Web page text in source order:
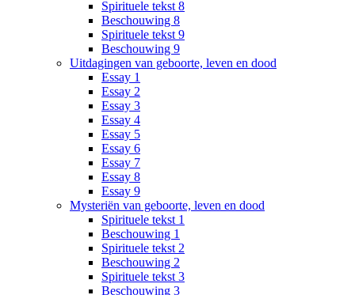
Spirituele tekst 8
Beschouwing 8
Spirituele tekst 9
Beschouwing 9
Uitdagingen van geboorte, leven en dood
Essay 1
Essay 2
Essay 3
Essay 4
Essay 5
Essay 6
Essay 7
Essay 8
Essay 9
Mysteriën van geboorte, leven en dood
Spirituele tekst 1
Beschouwing 1
Spirituele tekst 2
Beschouwing 2
Spirituele tekst 3
Beschouwing 3